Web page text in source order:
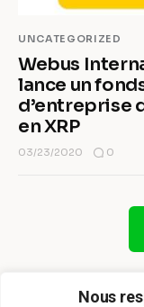
Nous
UNCATEGORIZED
Webus
lance un
d’entreprise
en XRP
03/23/2020 0